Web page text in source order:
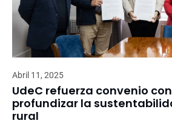
Abril 11, 2025
UdeC refuerza convenio
profundizar la
rural